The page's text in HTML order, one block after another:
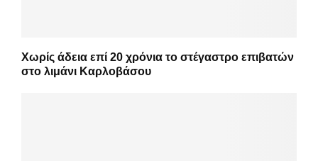
Χωρίς άδεια επί 20 χρόνια το στέγαστρο επιβατών
στο λιμάνι Καρλοβάσου